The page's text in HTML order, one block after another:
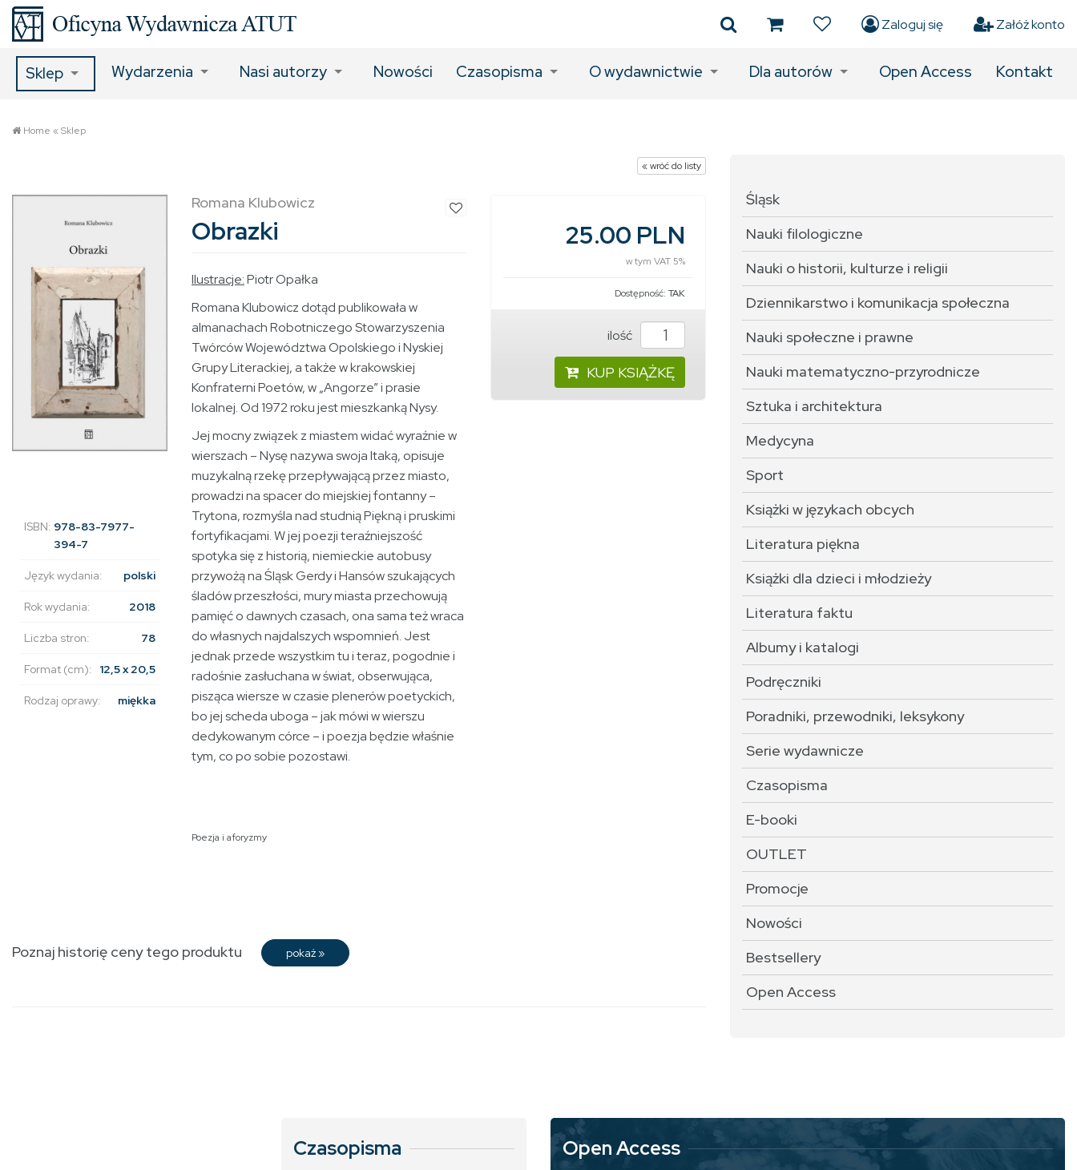
Zaloguj się Załóż konto
Sklep Wydarzenia Nasi autorzy Nowości Czasopisma O wydawnictwie Dla autorów Open Access Kontakt
Home «Sklep
« wróć do listy
ISBN: 978-83-7977-
394-7
Język wydania: polski
Rok wydania: 2018
Liczba stron: 78
Format (cm): 12,5 x 20,5
Rodzaj oprawy: miękka
Romana Klubowicz
Obrazki
Ilustracje:Piotr Opałka
Romana Klubowicz dotąd publikowała w
almanachach Robotniczego Stowarzyszenia
Twórców Województwa Opolskiego i Nyskiej
Grupy Literackiej, a także w krakowskiej
Konfraterni Poetów, w „Angorze” i prasie
lokalnej. Od 1972 roku jest mieszkanką Nysy.
Jej mocny związek z miastem widać wyraźnie w
wierszach – Nysę nazywa swoja Itaką, opisuje
muzykalną rzekę przepływającą przez miasto,
prowadzi na spacer do miejskiej fontanny –
Trytona, rozmyśla nad studnią Piękną i pruskimi
fortyfikacjami. W jej poezji teraźniejszość
spotyka się z historią, niemieckie autobusy
przywożą na Śląsk Gerdy i Hansów szukających
śladów przeszłości, mury miasta przechowują
pamięć o dawnych czasach, ona sama też wraca
do własnych najdalszych wspomnień. Jest
jednak przede wszystkim tu i teraz, pogodnie i
radośnie zasłuchana w świat, obserwująca,
pisząca wiersze w czasie plenerów poetyckich,
bo jej scheda uboga – jak mówi w wierszu
dedykowanym córce – i poezja będzie właśnie
tym, co po sobie pozostawi.
Poezja i aforyzmy
25.00 PLN
w tym VAT 5%
Dostępność: TAK
ilość
KUP KSIĄŻKĘ
Poznaj historię ceny tego produktu pokaż »
Śląsk
Nauki filologiczne
Nauki o historii, kulturze i religii
Dziennikarstwo i komunikacja społeczna
Nauki społeczne i prawne
Nauki matematyczno-przyrodnicze
Sztuka i architektura
Medycyna
Sport
Książki w językach obcych
Literatura piękna
Książki dla dzieci i młodzieży
Literatura faktu
Albumy i katalogi
Podręczniki
Poradniki, przewodniki, leksykony
Serie wydawnicze
Czasopisma
E-booki
OUTLET
Promocje
Nowości
Bestsellery
Open Access
Czasopisma Open Access